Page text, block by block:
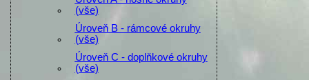
(vše)
Úroveň B - rámcové okruhy
(vše)
Úroveň C - doplňkové okruhy
(vše)